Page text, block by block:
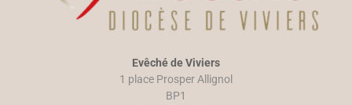
Evêché de Viviers
1 place Prosper Allignol
BP1